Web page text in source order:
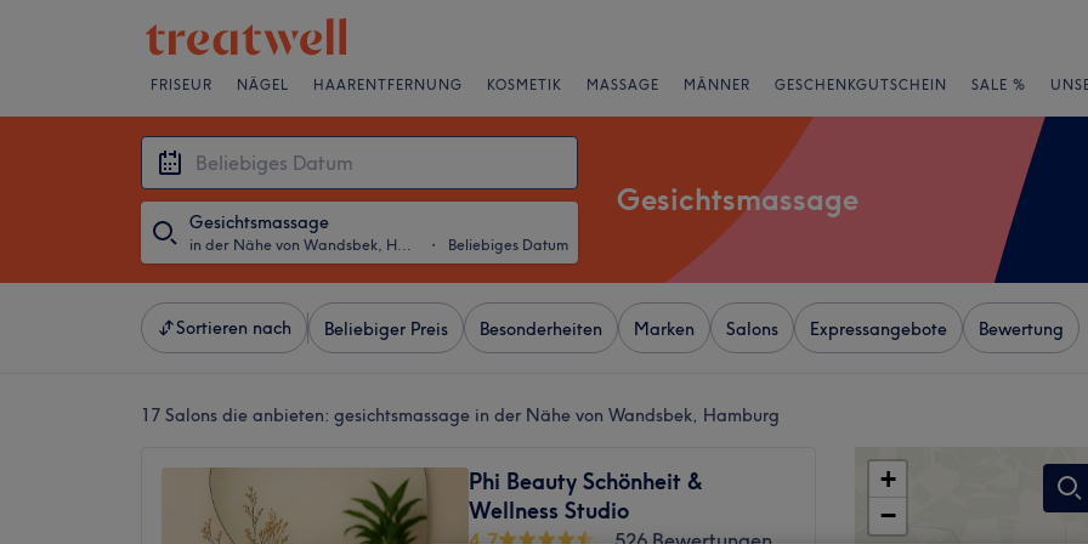
FRISEUR NÄGEL HAARENTFERNUNG KOSMETIK MASSAGE MÄNNER GESCHENKGUTSCHEIN SALE %
Gesichtsmassage
in der Nähe von Wandsbek, Hamburg ・ Beliebiges Datum
Gesichtsmassage
Sortieren nach Beliebiger Preis Besonderheiten Marken Salons Expressangebote Bewertung
17 Salons die anbieten: gesichtsmassage in der Nähe von Wandsbek, Hamburg
Phi Beauty Schönheit &
Wellness Studio
+
−